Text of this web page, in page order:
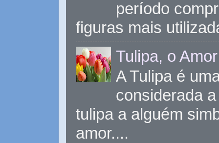
período
figuras mais
Tulipa, o
A Tulipa é
considerada
tulipa a alguém
amor....